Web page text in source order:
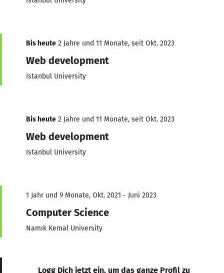
Bis heute 2 Jahre und 11 Monate, seit Okt. 2023
Web development
Istanbul University
Bis heute 2 Jahre und 11 Monate, seit Okt. 2023
Web development
Istanbul University
1 Jahr und 9 Monate, Okt. 2021 - Juni 2023
Computer Science
Namık Kemal University
Logg Dich jetzt ein, um das ganze Profil zu